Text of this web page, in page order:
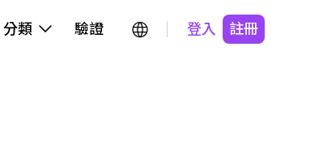
分類 驗證 登入 註冊